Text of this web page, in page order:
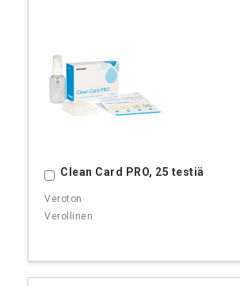
Clean Card PRO, 25 testiä
Ostoskoriin